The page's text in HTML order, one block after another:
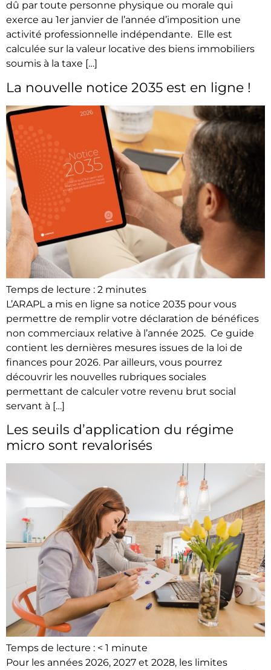
dû par toute personne physique ou morale qui
exerce au 1er janvier de l’année d’imposition une
activité professionnelle indépendante. Elle est
calculée sur la valeur locative des biens immobiliers
soumis à la taxe […]
La nouvelle notice 2035 est en ligne !
Temps de lecture : 2 minutes
L’ARAPL a mis en ligne sa notice 2035 pour vous
permettre de remplir votre déclaration de bénéfices
non commerciaux relative à l’année 2025. Ce guide
contient les dernières mesures issues de la loi de
finances pour 2026. Par ailleurs, vous pourrez
découvrir les nouvelles rubriques sociales
permettant de calculer votre revenu brut social
servant à […]
Les seuils d’application du régime
micro sont revalorisés
Temps de lecture : < 1 minute
Pour les années 2026, 2027 et 2028, les limites